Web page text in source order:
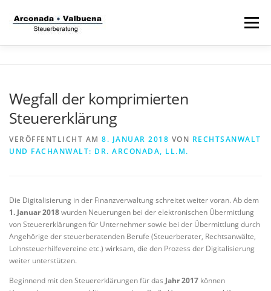
Inhalt
Menü
STRAFVERTEIDIGER
Wegfall der komprimierten
Steuererklärung
VERÖFFENTLICHT AM 8. JANUAR 2018 VON RECHTSANWALT
UND FACHANWALT: DR. ARCONADA, LL.M.
Die Digitalisierung in der Finanzverwaltung schreitet weiter voran. Ab dem
1. Januar 2018wurden Neuerungen bei der elektronischen Übermittlung
von Steuererklärungen für Unternehmer sowie bei der Übermittlung durch
Angehörige der steuerberatenden Berufe (Steuerberater, Rechtsanwälte,
Lohnsteuerhilfevereine etc.) wirksam, die den Prozess der Digitalisierung
weiter unterstützen.
Beginnend mit den Steuererklärungen für das Jahr 2017 können